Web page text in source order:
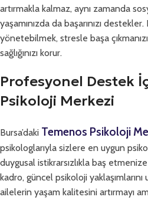
artırmakla kalmaz, aynı zamanda
yaşamınızda da başarınızı
yönetebilmek, stresle başa
sağlığınızı korur.
Profesyonel Destek
Psikoloji Merkezi
Bursa’daki Temenos Psikoloji
psikologlarıyla sizlere en uygun
duygusal istikrarsızlıkla baş
kadro, güncel psikoloji
ailelerin yaşam kalitesini artırmayı